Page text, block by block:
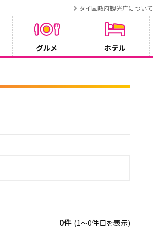
タイ国政府観光庁について
グルメ ホテル
0件 (1〜0件目を表示)